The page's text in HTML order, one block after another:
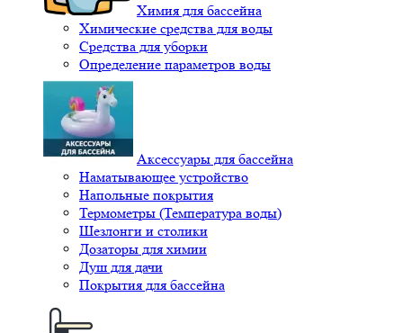
Химия для бассейна
Химические средства для воды
Средства для уборки
Определение параметров воды
Аксессуары для бассейна
Наматывающее устройство
Напольные покрытия
Термометры (Температура воды)
Шезлонги и столики
Дозаторы для химии
Душ для дачи
Покрытия для бассейна